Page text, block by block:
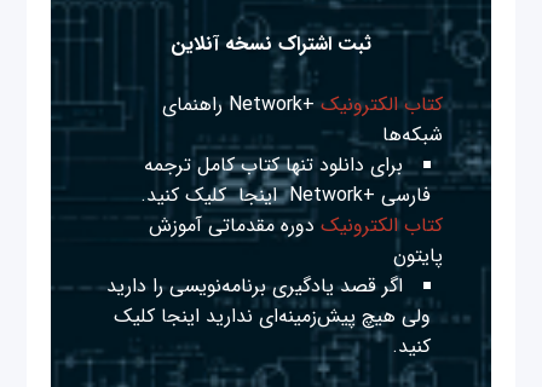
ثبت اشتراک نسخه آنلاین
کتاب الکترونیک
+Network راهنمای
شبکه‌ها
برای دانلود تنها کتاب کامل ترجمه
فارسی +Network
اینجا کلیک کنید.
کتاب الکترونیک دوره مقدماتی آموزش
پایتون
اگر قصد یادگیری برنامه‌نویسی را دارید
ولی هیچ پیش‌زمینه‌ای نداریداینجا کلیک
کنید.